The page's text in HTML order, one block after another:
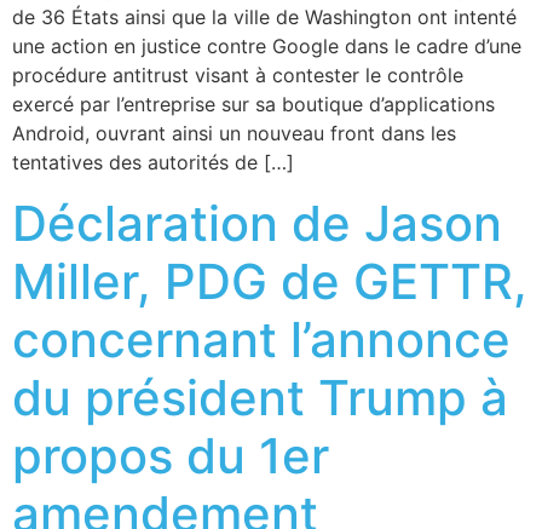
de 36 États ainsi que la ville de Washington ont intenté
une action en justice contre Google dans le cadre d’une
procédure antitrust visant à contester le contrôle
exercé par l’entreprise sur sa boutique d’applications
Android, ouvrant ainsi un nouveau front dans les
tentatives des autorités de […]
Déclaration de Jason
Miller, PDG de GETTR,
concernant l’annonce
du président Trump à
propos du 1er
amendement